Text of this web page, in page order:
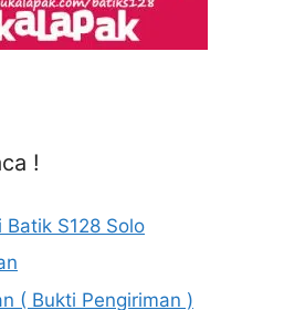
!
S128 Solo
( Bukti Pengiriman )